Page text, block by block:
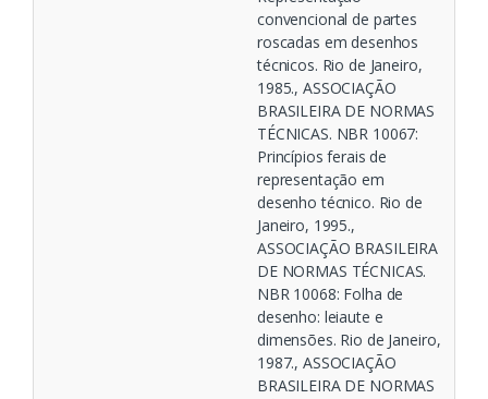
convencional de partes
roscadas em desenhos
técnicos. Rio de Janeiro,
1985., ASSOCIAÇÃO
BRASILEIRA DE NORMAS
TÉCNICAS. NBR 10067:
Princípios ferais de
representação em
desenho técnico. Rio de
Janeiro, 1995.,
ASSOCIAÇÃO BRASILEIRA
DE NORMAS TÉCNICAS.
NBR 10068: Folha de
desenho: leiaute e
dimensões. Rio de Janeiro,
1987., ASSOCIAÇÃO
BRASILEIRA DE NORMAS